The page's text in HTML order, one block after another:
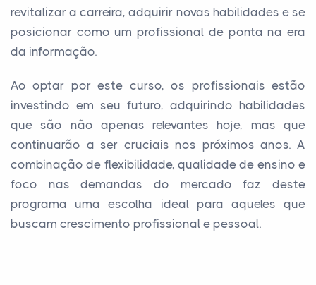
revitalizar a carreira, adquirir novas habilidades e se
posicionar como um profissional de ponta na era
da informação.
Ao optar por este curso, os profissionais estão
investindo em seu futuro, adquirindo habilidades
que são não apenas relevantes hoje, mas que
continuarão a ser cruciais nos próximos anos. A
combinação de flexibilidade, qualidade de ensino e
foco nas demandas do mercado faz deste
programa uma escolha ideal para aqueles que
buscam crescimento profissional e pessoal.